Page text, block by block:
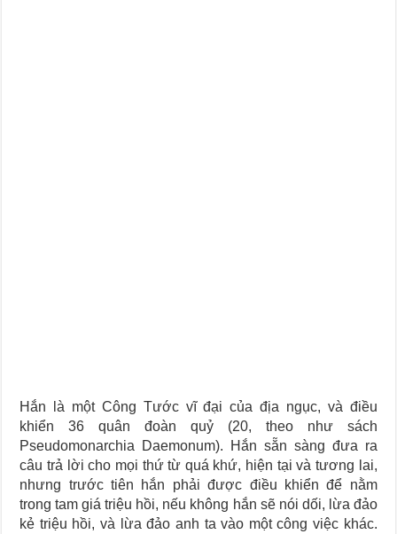
Hắn là một Công Tước vĩ đại của địa ngục, và điều
khiển 36 quân đoàn quỷ (20, theo như sách
Pseudomonarchia Daemonum). Hắn sẵn sàng đưa ra
câu trả lời cho mọi thứ từ quá khứ, hiện tại và tương lai,
nhưng trước tiên hắn phải được điều khiển để nằm
trong tam giá triệu hồi, nếu không hắn sẽ nói dối, lừa đảo
kẻ triệu hồi, và lừa đảo anh ta vào một công việc khác.